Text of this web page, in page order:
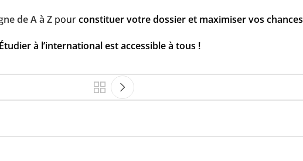
de A à Z pourconstituer votre dossier et maximiser vos chances
Étudier à l’international est accessible à tous !